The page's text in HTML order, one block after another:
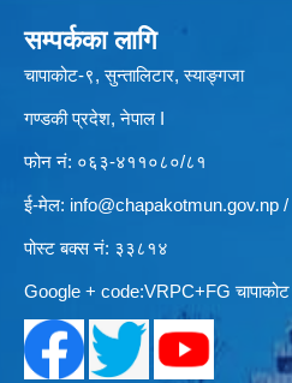
सम्पर्कका लागि
चापाकोट-९, सुन्तालिटार, स्याङ्गजा
गण्डकी प्रदेश, नेपाल I
फोन नं: ०६३-४११०८०/८१
ई-मेल: info@chapakotmun.gov.np /
पोस्ट बक्स नं: ३३८१४
Google + code:VRPC+FG चापाकोट